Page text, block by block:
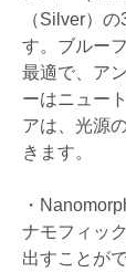
（Silver）
す。ブルー
最適で、ア
ーはニュー
アは、光源
きます。
・
ナモフィッ
出すことが